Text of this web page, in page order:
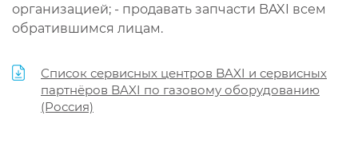
организацией; - продавать запчасти BAXI всем
обратившимся лицам.
Список сервисных центров BAXI и сервисных
партнёров BAXI по газовому оборудованию
(Россия)